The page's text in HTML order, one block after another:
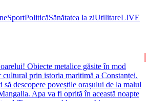
SportPoliticăSănătatea la ziUtilitareLIVE
Obiecte metalice găsite în mod
cultural prin istoria maritimă a Constanței.
descopere poveștile orașului de la malul
Apa va fi oprită în această noapte